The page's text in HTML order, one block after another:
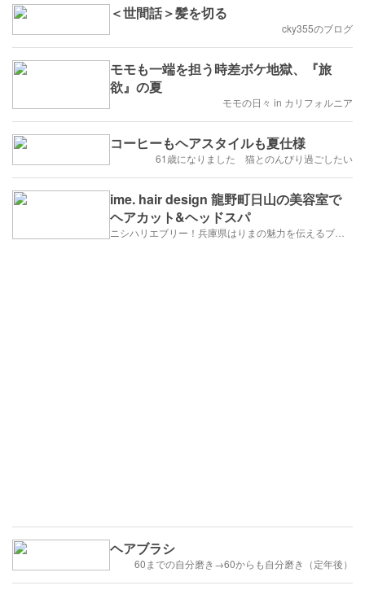
＜世間話＞髪を切る
cky355のブログ
モモも一端を担う時差ボケ地獄、『旅
欲』の夏
モモの日々 in カリフォルニア
コーヒーもヘアスタイルも夏仕様
61歳になりました 猫とのんびり過ごしたい
ime. hair design 龍野町日山の美容室で
ヘアカット&ヘッドスパ
ヘアブラシ
60までの自分磨き→60からも自分磨き（定年後）